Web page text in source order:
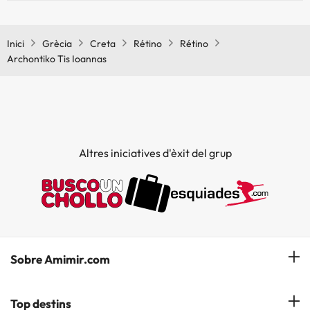
Inici Grècia Creta Rétino
Rétino
Archontiko Tis Ioannas
Altres iniciatives d'èxit del grup
Sobre Amimir.com
¿Qui som?
Top destins